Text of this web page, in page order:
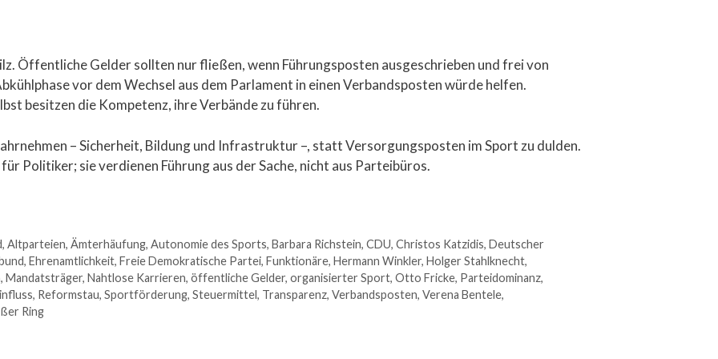
Öffentliche Gelder sollten nur fließen, wenn Führungsposten ausgeschrieben und frei von
vor dem Wechsel aus dem Parlament in einen Verbandsposten würde helfen.
besitzen die Kompetenz, ihre Verbände zu führen.
– Sicherheit, Bildung und Infrastruktur –, statt Versorgungsposten im Sport zu dulden.
Politiker; sie verdienen Führung aus der Sache, nicht aus Parteibüros.
, Altparteien, Ämterhäufung, Autonomie des Sports, Barbara Richstein, CDU, Christos Katzidis, Deutscher
, Ehrenamtlichkeit, Freie Demokratische Partei, Funktionäre, Hermann Winkler, Holger Stahlknecht,
, Mandatsträger, Nahtlose Karrieren, öffentliche Gelder, organisierter Sport, Otto Fricke, Parteidominanz,
, Reformstau, Sportförderung, Steuermittel, Transparenz, Verbandsposten, Verena Bentele,
Ring